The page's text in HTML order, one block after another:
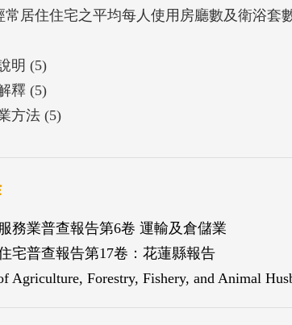
常居住住宅之平均每人使用房廳數及衛浴套
明 (5)
釋 (5)
方法 (5)
務業普查報告第6卷 運輸及倉儲業
宅普查報告第17卷：花蓮縣報告
Agriculture, Forestry, Fishery, and Animal